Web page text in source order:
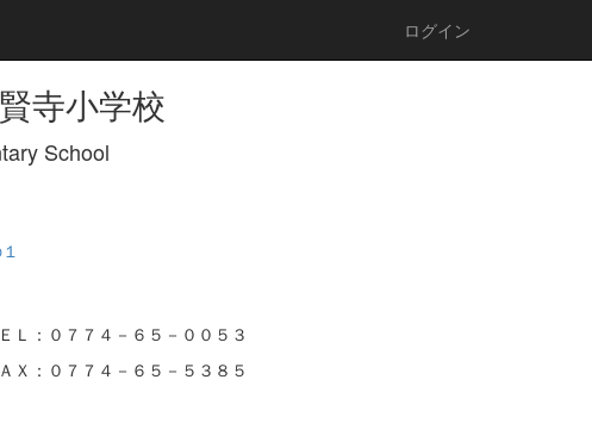
ログイン
寺小学校
School
Ｌ：０７７４－６５－００５３
Ｘ：０７７４－６５－５３８５